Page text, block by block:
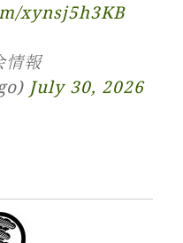
xynsj5h3KB
情報
July 30, 2026